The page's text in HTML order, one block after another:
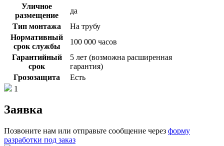
Уличное
размещение
да
Тип монтажа
На трубу
Нормативный
срок службы
100 000 часов
Гарантийный
срок
5 лет (возможна расширенная
гарантия)
Грозозащита
Есть
1
Заявка
Позвоните нам или отправьте сообщение через форму
разработки под заказ